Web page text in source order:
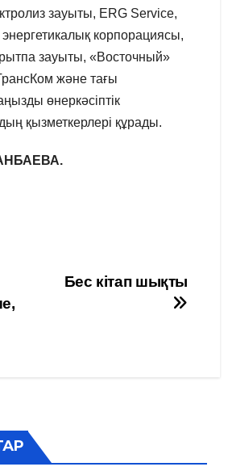
зауыты, ERG Service,
корпорациясы,
зауыты, «Восточный»
және тағы
өнеркәсіптік
қызметкерлері құрады.
Бес кітап шықты